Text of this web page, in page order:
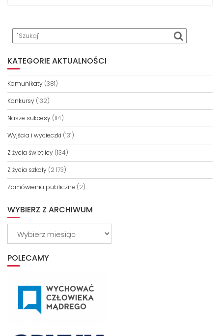
KATEGORIE AKTUALNOŚCI
Komunikaty (381)
Konkursy (132)
Nasze sukcesy (114)
Wyjścia i wycieczki (131)
Z życia świetlicy (134)
Z życia szkoły (2 173)
Zamówienia publiczne (2)
WYBIERZ Z ARCHIWUM
POLECAMY